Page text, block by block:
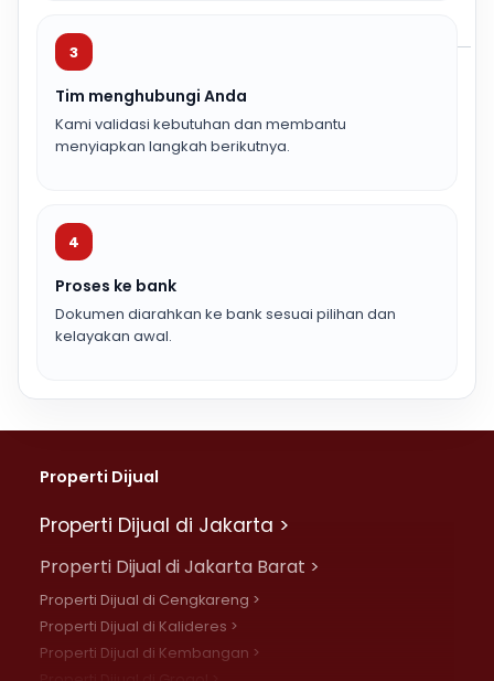
3
Tim menghubungi Anda
Kami validasi kebutuhan dan membantu
menyiapkan langkah berikutnya.
4
Proses ke bank
Dokumen diarahkan ke bank sesuai pilihan dan
kelayakan awal.
Properti Dijual
Properti Dijual di Jakarta >
Properti Dijual di Jakarta Barat >
Properti Dijual di Cengkareng >
Properti Dijual di Kalideres >
Properti Dijual di Kembangan >